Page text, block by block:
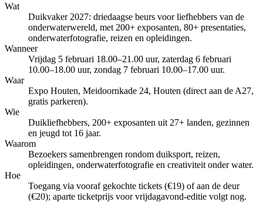
Wat
Duikvaker 2027: driedaagse beurs voor liefhebbers van de
onderwaterwereld, met 200+ exposanten, 80+ presentaties,
onderwaterfotografie, reizen en opleidingen.
Wanneer
Vrijdag 5 februari 18.00–21.00 uur, zaterdag 6 februari
10.00–18.00 uur, zondag 7 februari 10.00–17.00 uur.
Waar
Expo Houten, Meidoornkade 24, Houten (direct aan de A27,
gratis parkeren).
Wie
Duikliefhebbers, 200+ exposanten uit 27+ landen, gezinnen
en jeugd tot 16 jaar.
Waarom
Bezoekers samenbrengen rondom duiksport, reizen,
opleidingen, onderwaterfotografie en creativiteit onder water.
Hoe
Toegang via vooraf gekochte tickets (€19) of aan de deur
(€20); aparte ticketprijs voor vrijdagavond-editie volgt nog.